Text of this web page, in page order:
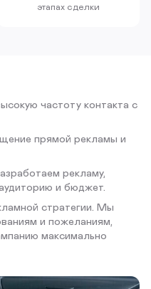
этапах сделки
частоту контакта с
прямой рекламы и
рекламу,
и бюджет.
стратегии. Мы
и пожеланиям,
максимально